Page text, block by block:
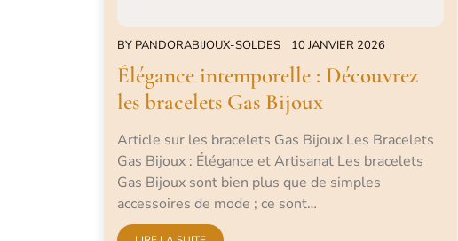
BY PANDORABIJOUX-SOLDES 10 JANVIER 2026
Élégance intemporelle : Découvrez
les bracelets Gas Bijoux
Article sur les bracelets Gas Bijoux Les Bracelets
Gas Bijoux : Élégance et Artisanat Les bracelets
Gas Bijoux sont bien plus que de simples
accessoires de mode ; ce sont…